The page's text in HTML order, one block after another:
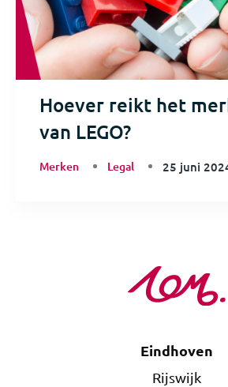
Hoever reikt het
van LEGO?
Merken Legal 25 juni
Eindhoven
Rijswijk